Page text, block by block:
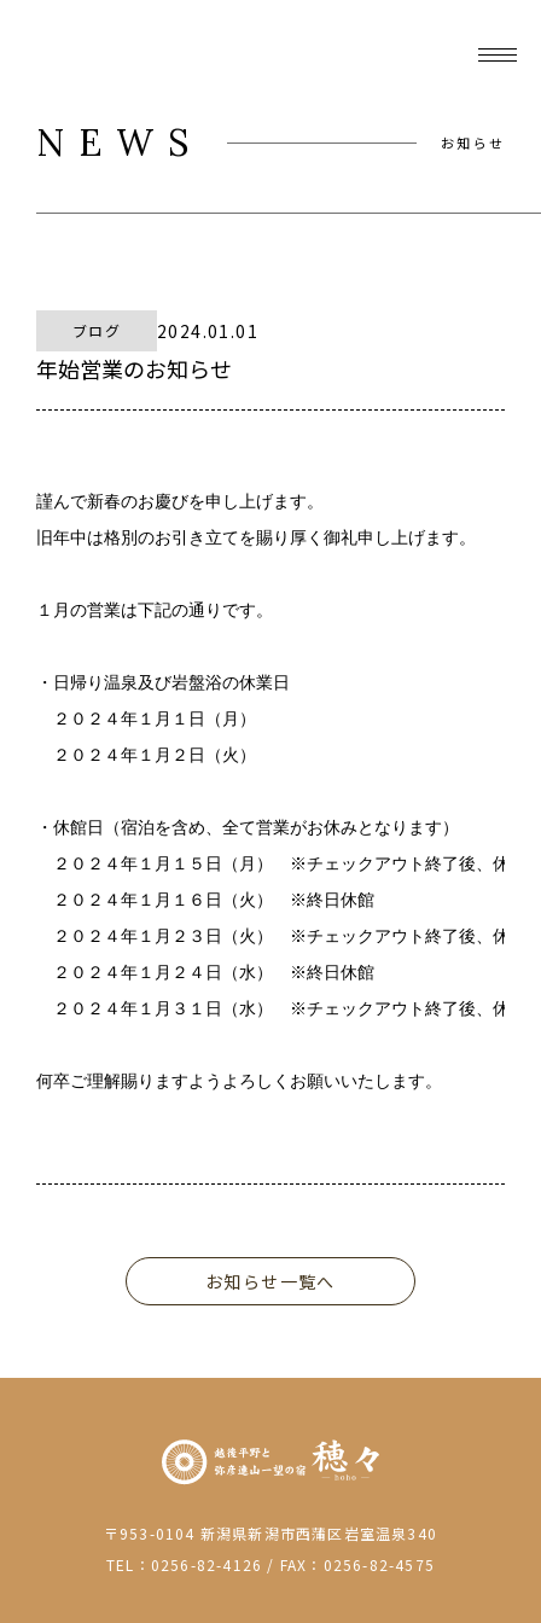
NEWS お知らせ
ブログ 2024.01.01
年始営業のお知らせ
謹んで新春のお慶びを申し上げます。
旧年中は格別のお引き立てを賜り厚く御礼申し上げます。
１月の営業は下記の通りです。
・日帰り温泉及び岩盤浴の休業日
２０２４年１月１日（月）
２０２４年１月２日（火）
・休館日（宿泊を含め、全て営業がお休みとなります）
２０２４年１月１５日（月）　※チェックアウト終了後、休館
２０２４年１月１６日（火）　※終日休館
２０２４年１月２３日（火）　※チェックアウト終了後、休館
２０２４年１月２４日（水）　※終日休館
２０２４年１月３１日（水）　※チェックアウト終了後、休館
お知らせ一覧へ
〒953-0104 新潟県新潟市西蒲区岩室温泉340
TEL：0256-82-4126 / FAX：0256-82-4575